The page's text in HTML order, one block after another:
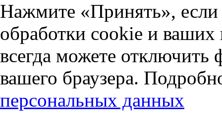
Нажмите «Принять», если
обработки cookie и
всегда можете отключить
вашего браузера.
персональных данных